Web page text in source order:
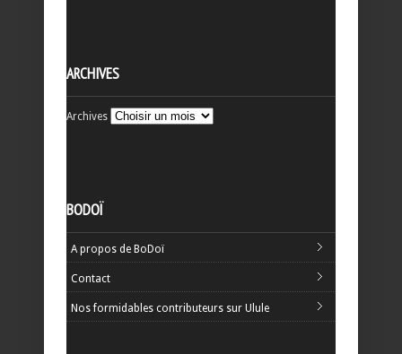
ARCHIVES
Archives
BODOÏ
A propos de BoDoï
Contact
Nos formidables contributeurs sur Ulule